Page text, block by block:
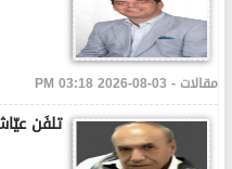
مقالات - 03-08-2026 03:18 PM
تلفَن